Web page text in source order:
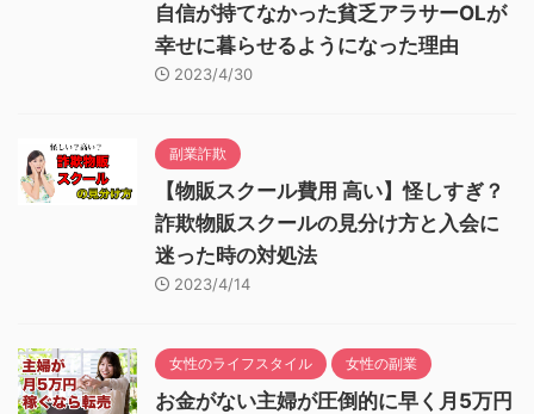
自信が持てなかった貧乏アラサーOLが
幸せに暮らせるようになった理由
2023/4/30
副業詐欺
【物販スクール費用 高い】怪しすぎ？
詐欺物販スクールの見分け方と入会に
迷った時の対処法
2023/4/14
女性のライフスタイル 女性の副業
お金がない主婦が圧倒的に早く月5万円